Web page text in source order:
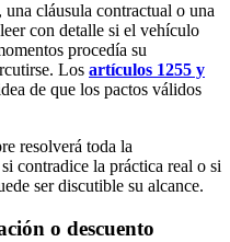
cláusula contractual o una
con detalle si el vehículo
procedía su
Los artículos 1255 y
de que los pactos válidos
resolverá toda la
contradice la práctica real o si
ser discutible su alcance.
o descuento